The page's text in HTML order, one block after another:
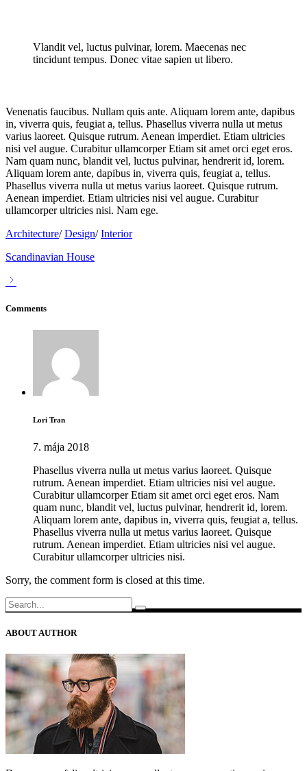
Vlandit vel, luctus pulvinar, lorem. Maecenas nec
tincidunt tempus. Donec vitae sapien ut libero.
Venenatis faucibus. Nullam quis ante. Aliquam lorem ante, dapibus
in, viverra quis, feugiat a, tellus. Phasellus viverra nulla ut metus
varius laoreet. Quisque rutrum. Aenean imperdiet. Etiam ultricies
nisi vel augue. Curabitur ullamcorper Etiam sit amet orci eget eros.
Nam quam nunc, blandit vel, luctus pulvinar, hendrerit id, lorem.
Aliquam lorem ante, dapibus in, viverra quis, feugiat a, tellus.
Phasellus viverra nulla ut metus varius laoreet. Quisque rutrum.
Aenean imperdiet. Etiam ultricies nisi vel augue. Curabitur
ullamcorper ultricies nisi. Nam ege.
Architecture/Design/Interior
Scandinavian House
Comments
Lori Tran
7. mája 2018
Phasellus viverra nulla ut metus varius laoreet. Quisque
rutrum. Aenean imperdiet. Etiam ultricies nisi vel augue.
Curabitur ullamcorper Etiam sit amet orci eget eros. Nam
quam nunc, blandit vel, luctus pulvinar, hendrerit id, lorem.
Aliquam lorem ante, dapibus in, viverra quis, feugiat a, tellus.
Phasellus viverra nulla ut metus varius laoreet. Quisque
rutrum. Aenean imperdiet. Etiam ultricies nisi vel augue.
Curabitur ullamcorper ultricies nisi.
Sorry, the comment form is closed at this time.
Search
for:
ABOUT AUTHOR